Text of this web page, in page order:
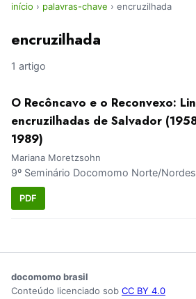
início › palavras-chave › encruzilhada
encruzilhada
1 artigo
O Recôncavo e o Reconvexo:
encruzilhadas de Salvador
1989)
Mariana Moretzsohn
9º Seminário Docomomo Norte/
PDF
docomomo brasil
Conteúdo licenciado sob CC BY 4.0